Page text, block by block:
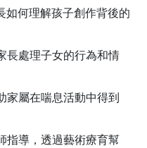
如何理解孩子創作背後的
長處理子女的行為和情
家屬在喘息活動中得到
指導，透過藝術療育幫